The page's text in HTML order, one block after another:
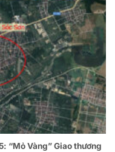
“Mỏ Vàng” Giao thương